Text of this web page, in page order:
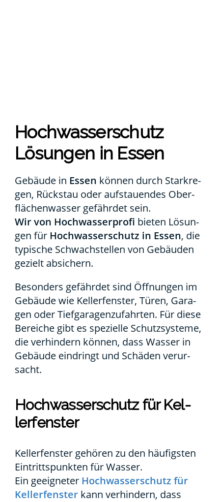
Hoch­was­ser­schutz
Lösun­gen in Essen
Gebäu­de in Essen kön­nen durch Stark­re­
gen, Rück­stau oder auf­stau­en­des Ober­
flä­chen­was­ser gefähr­det sein.
Wir von Hoch­was­ser­pro­fi bie­ten Lösun­
gen für Hoch­was­ser­schutz in Essen, die
typi­sche Schwach­stel­len von Gebäu­den
gezielt absi­chern.
Beson­ders gefähr­det sind Öff­nun­gen im
Gebäu­de wie Kel­ler­fens­ter, Türen, Gara­
gen oder Tief­ga­ra­gen­zu­fahr­ten. Für die­se
Berei­che gibt es spe­zi­el­le Schutz­sys­te­me,
die ver­hin­dern kön­nen, dass Was­ser in
Gebäu­de ein­dringt und Schä­den ver­ur­
sacht.
Hoch­was­ser­schutz für Kel­
ler­fens­ter
Kel­ler­fens­ter gehö­ren zu den häu­figs­ten
Ein­tritts­punk­ten für Was­ser.
Ein geeig­ne­ter Hoch­was­ser­schutz für
Kel­ler­fens­ter kann ver­hin­dern, dass